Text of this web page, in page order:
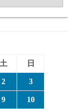
土 日
2 3
9 10